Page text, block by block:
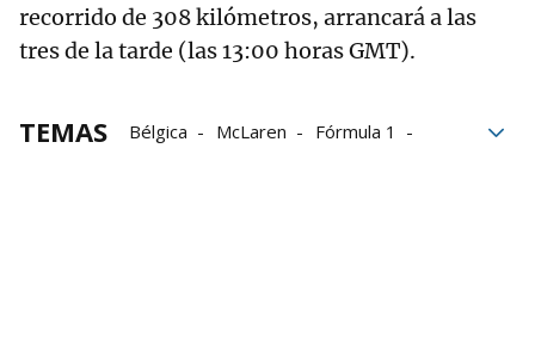
recorrido de 308 kilómetros, arrancará a las
tres de la tarde (las 13:00 horas GMT).
TEMAS Bélgica McLaren
Fórmula 1